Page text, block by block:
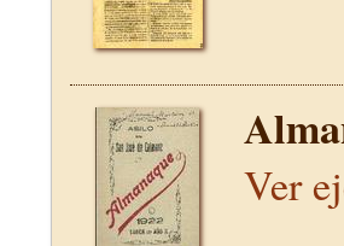
Ver